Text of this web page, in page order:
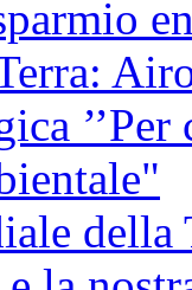
della